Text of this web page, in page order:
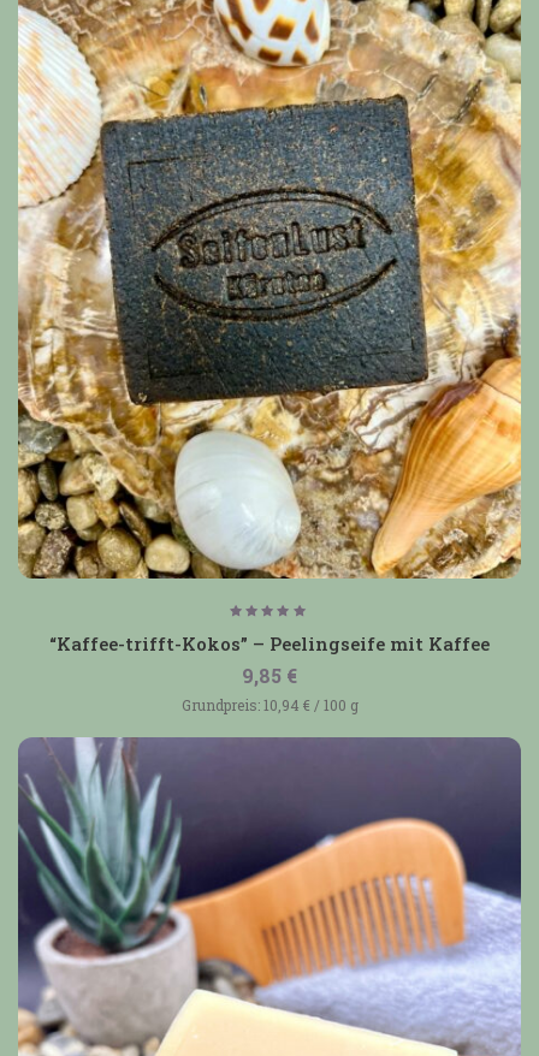
5.00
“Kaffee-trifft-Kokos” – Peelingseife mit Kaffee
9,85 €
Grundpreis:10,94 € /100 g